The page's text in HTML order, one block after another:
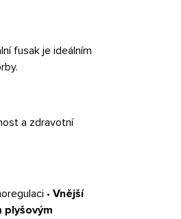
fusak je ideálním
a zdravotní
• Vnější
plyšovým